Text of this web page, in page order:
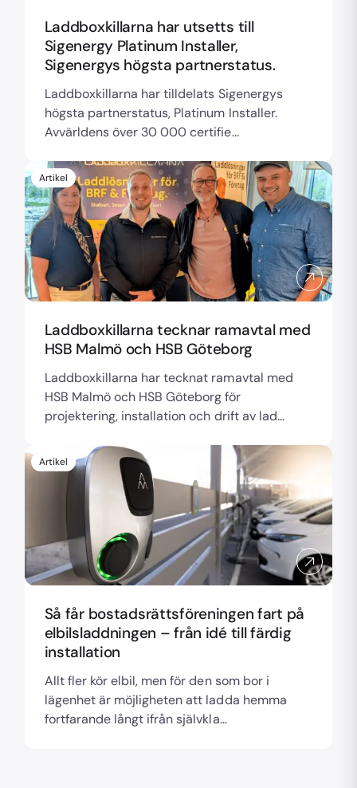
Laddboxkillarna har utsetts till
Sigenergy Platinum Installer,
Sigenergys högsta partnerstatus.
Laddboxkillarna har tilldelats Sigenergys
högsta partnerstatus, Platinum Installer.
Avvärldens över 30 000 certifie...
Artikel
Laddboxkillarna tecknar ramavtal med
HSB Malmö och HSB Göteborg
Laddboxkillarna har tecknat ramavtal med
HSB Malmö och HSB Göteborg för
projektering, installation och drift av lad...
Artikel
Så får bostadsrättsföreningen fart på
elbilsladdningen – från idé till färdig
installation
Allt fler kör elbil, men för den som bor i
lägenhet är möjligheten att ladda hemma
fortfarande långt ifrån självkla...